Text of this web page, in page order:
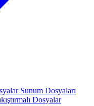
Sunum Dosyaları
Dosyalar